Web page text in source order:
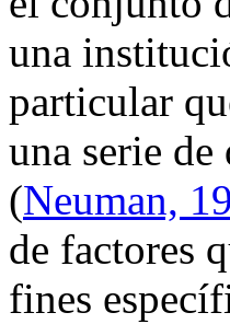
una
particular
una serie
(Neuman,
de factores
fines